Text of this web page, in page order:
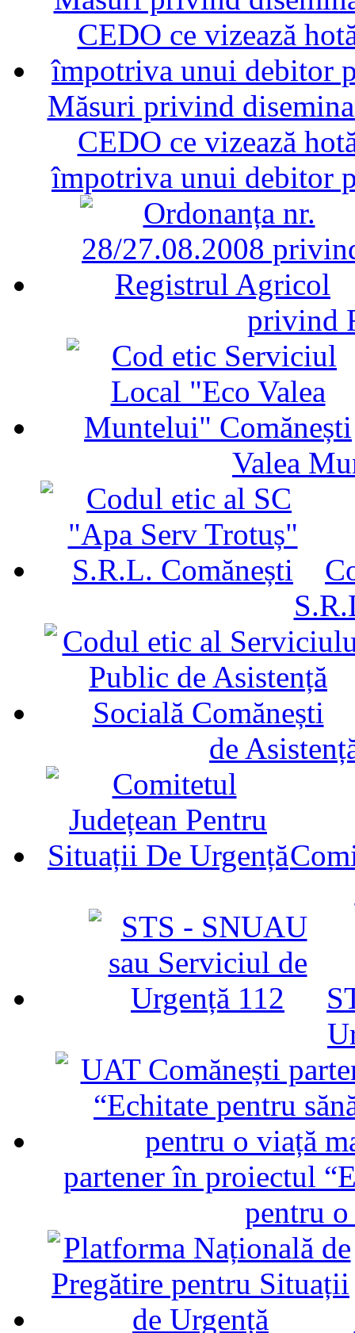
Măsuri privind
CEDO ce vizează
împotriva unui debitor
privind
Valea
de
partener în proiectul
pentru